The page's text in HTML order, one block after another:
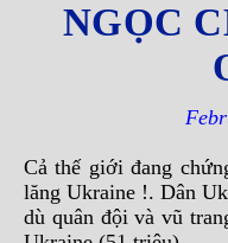
NGỌC
Cả thế giới đang chứng kiến Nga sử dụng vũ lực xâm
lăng Ukraine !. Dân
dù quân đội và vũ